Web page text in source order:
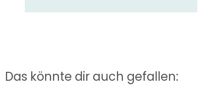
Das könnte dir auch gefallen: